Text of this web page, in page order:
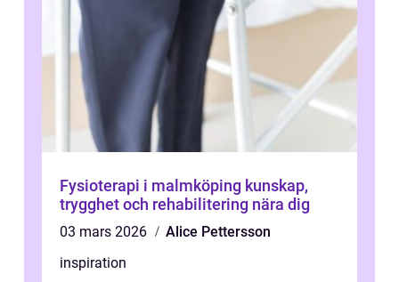
Fysioterapi i malmköping kunskap,
trygghet och rehabilitering nära dig
03 mars 2026
Alice Pettersson
inspiration